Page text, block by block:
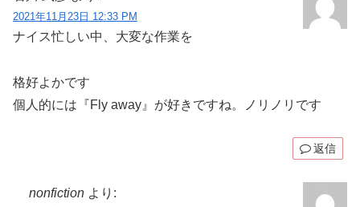
2021年11月23日 12:33 PM
ナイス️忙しい中、大変な作業を
格好よかです
個人的には『Fly away』が好きですね。ノリノリです
返信
nonfiction より: